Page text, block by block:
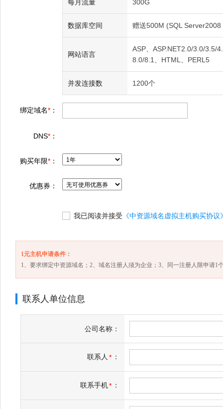
每月流量 300G
数据库空间 赠送500M (SQL
网站语言
ASP、ASP.NET2.0/3.0/3.5/
8.0/8.1、HTML、PERL5
并发连接数 1200个
绑定域名* ：
DNS* ：
购买年限* ：
优惠券：
我已阅读并接受 《中资源域名虚拟主机购买协议
1元主机申请条件：
1、要求绑定中资源域名；2、域名注册人须为企业；3、同一注册人限申请1
联系人单位信息
公司名称：
联系人 * ：
联系手机* ：